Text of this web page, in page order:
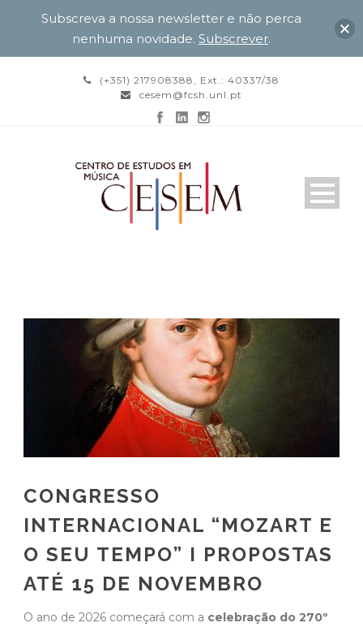
(+351) 217908388, Ext.: 40337/38
cesem@fcsh.unl.pt
CONGRESSO
INTERNACIONAL “MOZART E
O SEU TEMPO” I PROPOSTAS
ATÉ 15 DE NOVEMBRO
O ano de 2026 começará com a celebração do 270º
Subscreva a nossa newsletter e não perca
nenhuma novidade. Subscrever.